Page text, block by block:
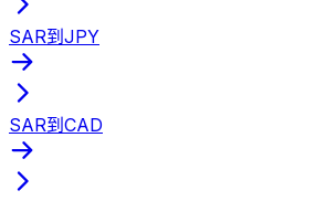
SAR到JPY
SAR到CAD